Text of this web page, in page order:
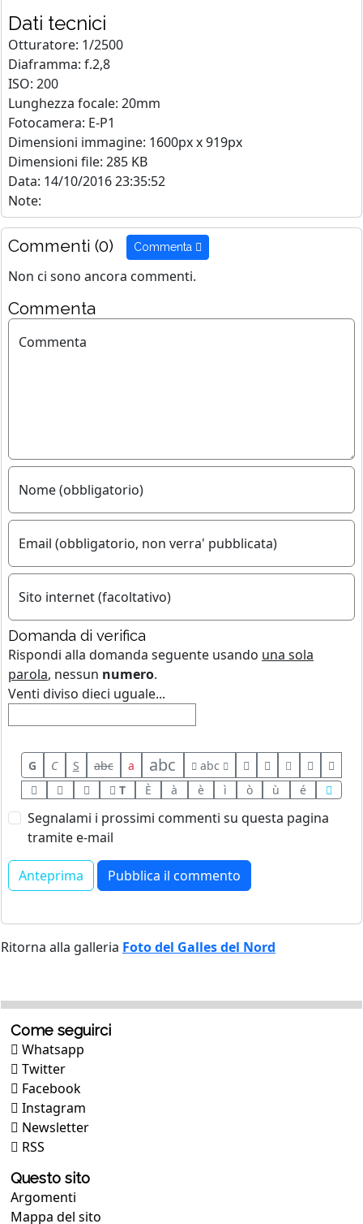
Dati tecnici
Otturatore: 1/2500
Diaframma: f.2,8
ISO: 200
Lunghezza focale: 20mm
Fotocamera: E-P1
Dimensioni immagine: 1600px x 919px
Dimensioni file: 285 KB
Data: 14/10/2016 23:35:52
Note:
Commenti (0) Commenta
Non ci sono ancora commenti.
Commenta
Commenta
Nome (obbligatorio)
Email (obbligatorio, non verra' pubblicata)
Sito internet (facoltativo)
Domanda di verifica
Rispondi alla domanda seguente usando una sola
parola, nessun numero.
Venti diviso dieci uguale...
G C S abc a abc
abc
T
È à è ì ò ù é
Segnalami i prossimi commenti su questa pagina
tramite e-mail
Ritorna alla galleria Foto del Galles del Nord
Come seguirci
Whatsapp
Twitter
Facebook
Instagram
Newsletter
RSS
Questo sito
Argomenti
Mappa del sito